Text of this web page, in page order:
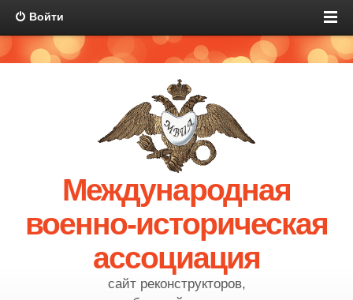
Войти
Международная
военно-историческая
ассоциация
сайт реконструкторов,